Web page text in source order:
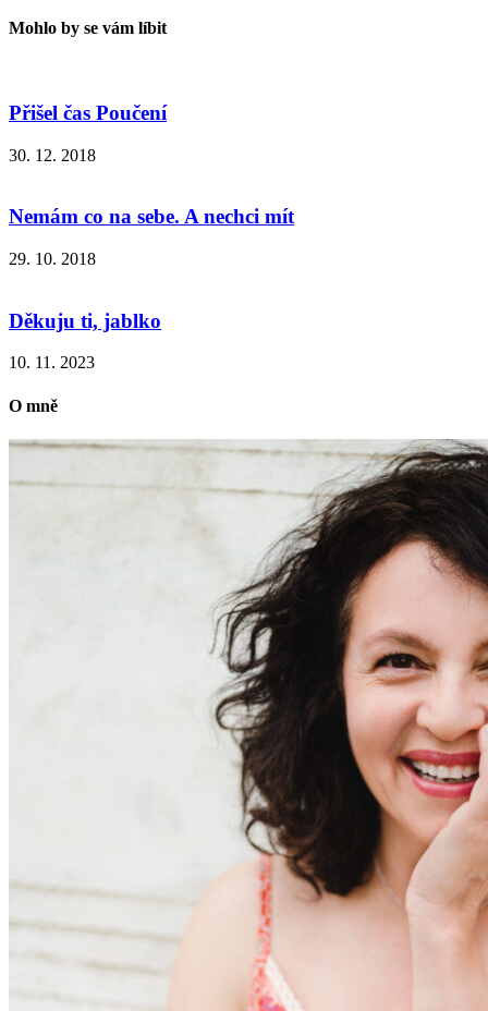
Mohlo by se vám líbit
Přišel čas Poučení
30. 12. 2018
Nemám co na sebe. A nechci mít
29. 10. 2018
Děkuju ti, jablko
10. 11. 2023
O mně